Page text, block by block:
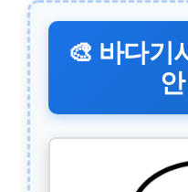
🎨 바다기